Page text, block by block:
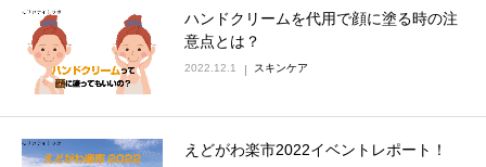
ハンドクリームを代用で顔に塗る時の注
意点とは？
2022.12.1 スキンケア
えどがわ楽市2022イベントレポート！